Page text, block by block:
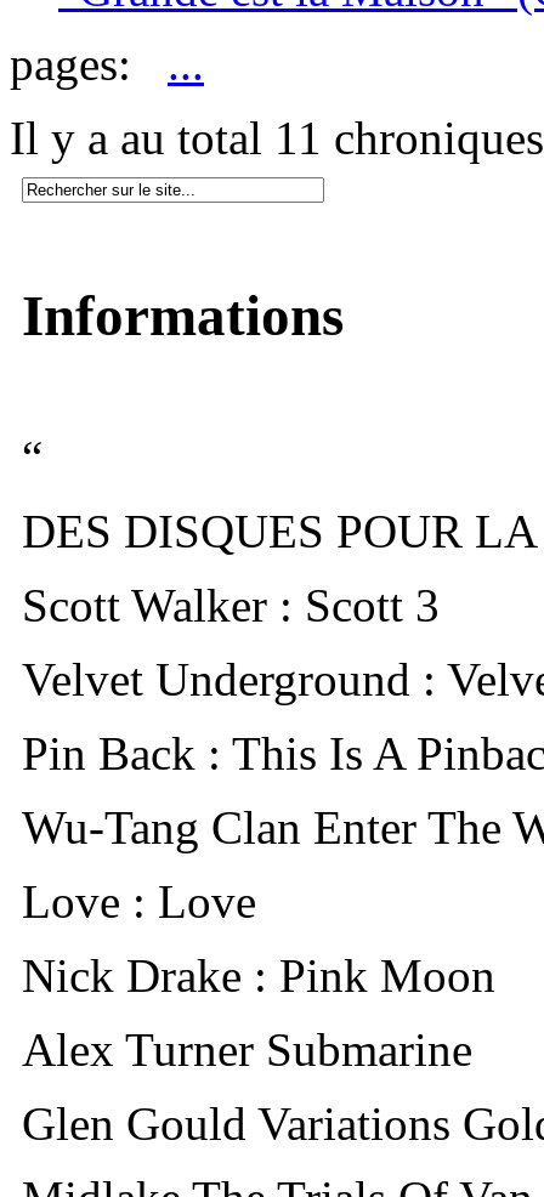
pages: ...
Il y a au total 11 chroniques
Informations
“
DES DISQUES POUR
Scott Walker : Scott 3
Velvet Underground :
Pin Back : This Is A
Wu-Tang Clan Enter The
Love : Love
Nick Drake : Pink Moon
Alex Turner Submarine
Glen Gould Variations